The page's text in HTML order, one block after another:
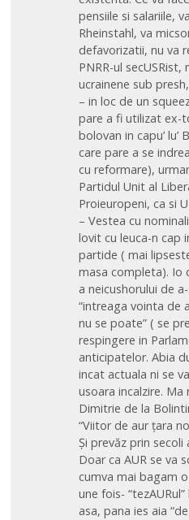
pensiile si salariile,
Rheinstahl, va
defavorizatii, nu va
PNRR-ul
ucrainene sub
– in loc de un
pare a fi utilizat ex-
bolovan in capu’ lu’
care pare a se
cu reformare),
Partidul Unit al
Proieuropeni, ca si
– Vestea cu
lovit cu leuca-n cap
partide ( mai
masa completa). Io
a neicushorului de
“intreaga vointa de
nu se poate” ( se
respingere in
anticipatelor. Abia
incat actuala ni se
usoara incalzire.
Dimitrie de la
“Viitor de aur țara
Și prevăz prin secoli
Doar ca AUR se va
cumva mai bagam
une fois-
asa, pana ies aia